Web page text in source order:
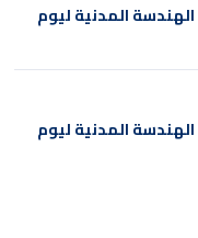
المدنية ليوم
المدنية ليوم